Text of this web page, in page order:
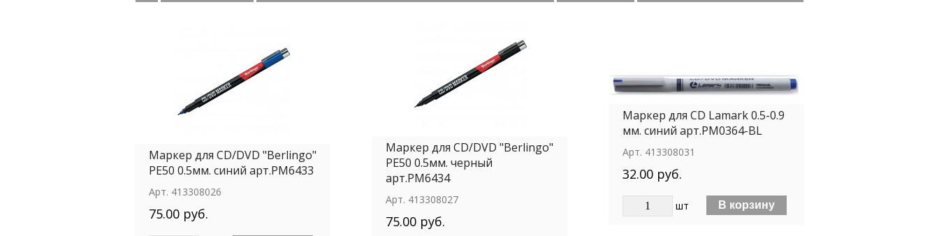
Маркер для CD/DVD "Berlingo"
РЕ50 0.5мм. синий арт.РМ6433
Арт. 413308026
75.00 руб.
Маркер для CD/DVD "Berlingo"
РЕ50 0.5мм. черный
арт.РМ6434
Арт. 413308027
75.00 руб.
Маркер для СD Lamark 0.5-0.9
мм. синий арт.РМ0364-BL
Арт. 413308031
32.00 руб.
шт